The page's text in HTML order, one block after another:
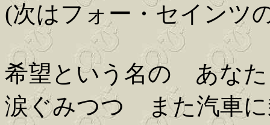
(次はフォー・セインツ
希望という名の あな
涙ぐみつつ また汽車